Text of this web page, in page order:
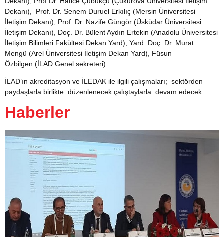
Dekanı), Prof. Dr. Senem Duruel Erkılıç (Mersin Üniversitesi
İletişim Dekanı), Prof. Dr. Nazife Güngör (Üsküdar Üniversitesi
İletişim Dekanı), Doç. Dr. Bülent Aydın Ertekin (Anadolu Üniversitesi
İletişim Bilimleri Fakültesi Dekan Yard), Yard. Doç. Dr. Murat
Mengü (Arel Üniversitesi İletişim Dekan Yard), Füsun
Özbilgen (İLAD Genel sekreteri)
İLAD’ın akreditasyon ve İLEDAK ile ilgili çalışmaları; sektörden
paydaşlarla birlikte düzenlenecek çalıştaylarla devam edecek.
Haberler